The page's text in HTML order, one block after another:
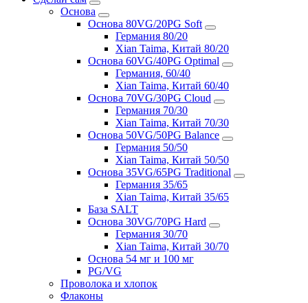
Основа
Основа 80VG/20PG Soft
Германия 80/20
Xian Taima, Китай 80/20
Основа 60VG/40PG Optimal
Германия, 60/40
Xian Taima, Китай 60/40
Основа 70VG/30PG Cloud
Германия 70/30
Xian Taima, Китай 70/30
Основа 50VG/50PG Balance
Германия 50/50
Xian Taima, Китай 50/50
Основа 35VG/65PG Traditional
Германия 35/65
Xian Taima, Китай 35/65
База SALT
Основа 30VG/70PG Hard
Германия 30/70
Xian Taima, Китай 30/70
Основа 54 мг и 100 мг
PG/VG
Проволока и хлопок
Флаконы